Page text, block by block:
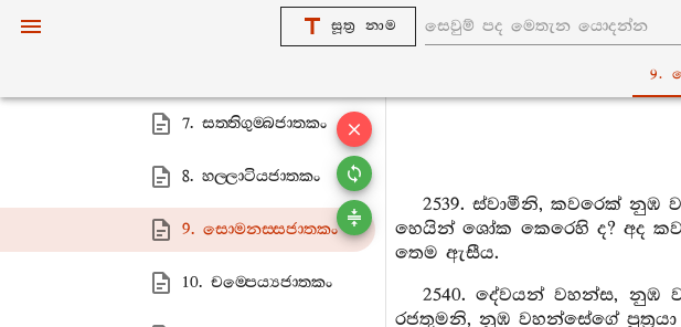
සූත්‍ර නාම
9.
5. රොහන‍්තමිගජාතකං
7. සත‍්තිගුම‍්බජාතකං
8. හල‍්ලාටියජාතකං
9. සොමනස‍්සජාතකං
10. චම‍්පෙය්‍යජාතකං
2539. ස්වාමීනි, කවරෙක්
හෙයින් ශෝක කෙරෙහි ද? අද
තෙම ඇසීය.
2540. දේවයන් වහන්ස,
රජතුමනි, නුඹ වහන්සේගේ